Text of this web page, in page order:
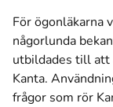
För ögonläkarna
någorlunda
utbildades till att
Kanta.
frågor som rör